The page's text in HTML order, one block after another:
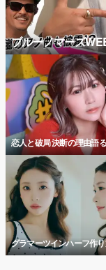
ブルーノマーズ
恋人と破局 決断の理由語る
グラマーツインハーフ作